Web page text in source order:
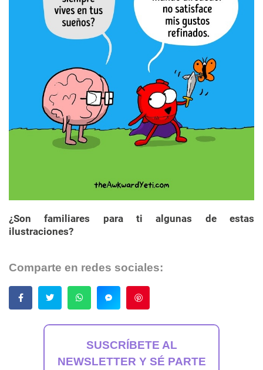
¿Son familiares para ti algunas de estas
ilustraciones?
Comparte en redes sociales:
SUSCRÍBETE AL
NEWSLETTER Y SÉ PARTE